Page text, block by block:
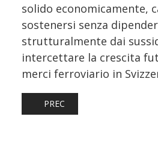
solido economicamente,
sostenersi senza
strutturalmente dai
intercettare la crescita
merci ferroviario in
ARTICOLO PRECEDENTE: IL
PREC